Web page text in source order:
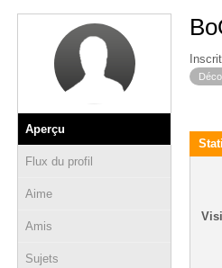
Aperçu
Flux du profil
Aime
Amis
Sujets